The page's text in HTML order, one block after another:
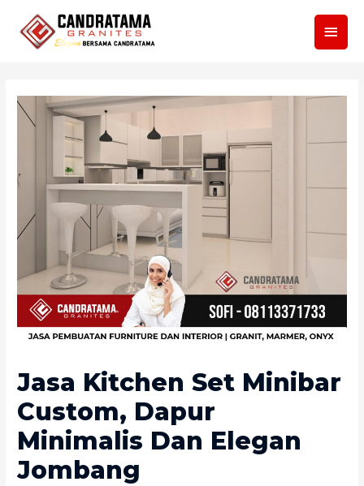
Jasa Kitchen Set Minibar
Custom, Dapur
Minimalis Dan Elegan
Jombang